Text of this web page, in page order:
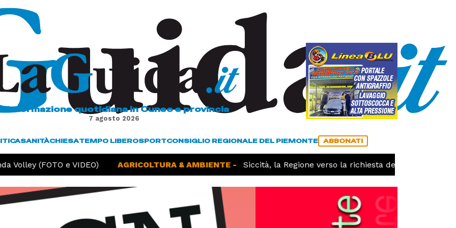
L'informazione quotidiana in Cuneo e provincia
7 agosto 2026
SANITÀCHIESATEMPO LIBEROSPORTCONSIGLIO REGIONALE DEL PIEMONTE ABBONATI
(FOTO e VIDEO) AGRICOLTURA & AMBIENTE - Siccità, la Regione verso la richiesta dello stato di